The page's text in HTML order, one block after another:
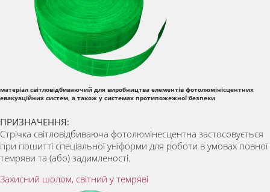
матеріал світловідбиваючий для виробництва елементів фотолюмінісцентних
евакуаційних систем, а також у системах протипожежної безпеки
ПРИЗНАЧЕННЯ:
Стрічка світловідбиваюча фотолюмінесцентна застосовується
при пошитті спеціальної уніформи для роботи в умовах повної
темряви та (або) задимленості.
Захисний шолом, світний у темряві